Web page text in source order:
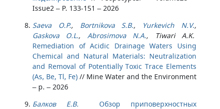
Issue2 – P. 133-151 – 2026
Saeva O.P., Bortnikova S.B., Yurkevich N.V.,
Gaskova O.L., Abrosimova N.A., Tiwari A.K.
Remediation of Acidic Drainage Waters Using
Chemical and Natural Materials: Neutralization
and Removal of Potentially Toxic Trace Elements
(As, Be, Tl, Fe) // Mine Water and the Environment
– p. – 2026
Балков Е.В.
Обзор приповерхностных